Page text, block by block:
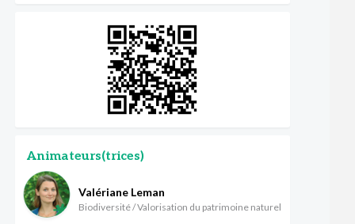
Animateurs(trices)
Valériane Leman
Biodiversité / Valorisation du patrimoine naturel